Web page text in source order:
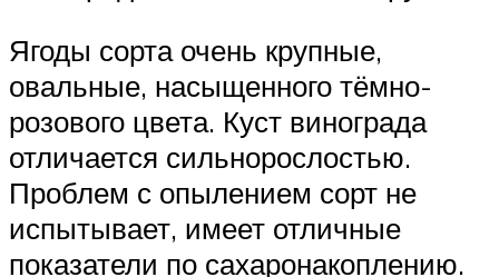
Ягоды сорта очень крупные,
овальные, насыщенного тёмно-
розового цвета. Куст винограда
отличается сильнорослостью.
Проблем с опылением сорт не
испытывает, имеет отличные
показатели по сахаронакоплению.